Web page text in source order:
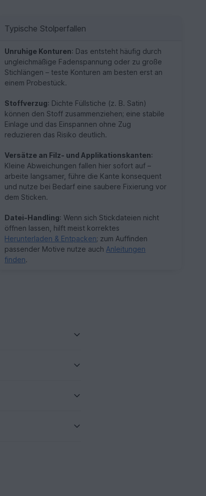
Typische Stolperfallen
Unruhige Konturen: Das entsteht häufig durch
ungleichmäßige Fadenspannung oder zu große
Stichlängen – teste Konturen am besten erst an
einem Probestück.
Stoffverzug: Dichte Füllstiche (z. B. Satin)
können den Stoff zusammenziehen; eine stabile
Einlage und das Einspannen ohne Zug
reduzieren das Risiko deutlich.
Versätze an Filz- und Applikationskanten:
Kleine Abweichungen fallen hier sofort auf –
arbeite langsamer, führe die Kante konsequent
und nutze bei Bedarf eine saubere Fixierung vor
dem Sticken.
Datei-Handling: Wenn sich Stickdateien nicht
öffnen lassen, hilft meist korrektes
Herunterladen & Entpacken; zum Auffinden
passender Motive nutze auch Anleitungen
finden.